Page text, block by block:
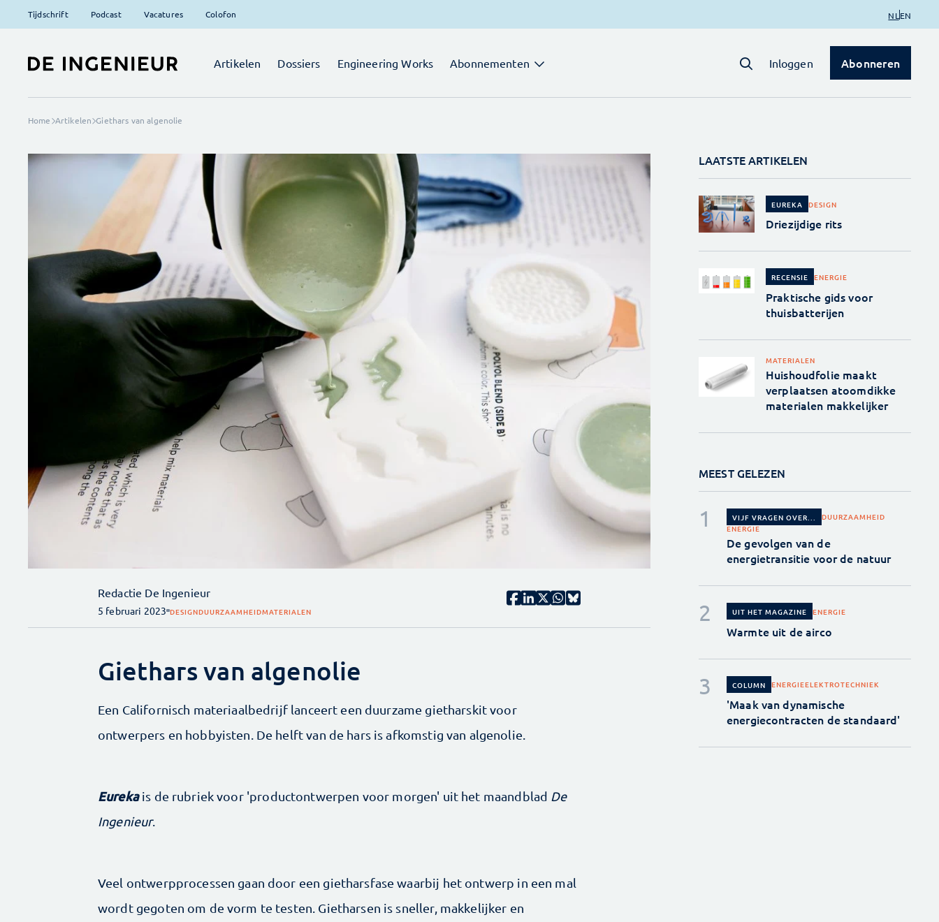
Tijdschrift Podcast Vacatures Colofon NL EN
Artikelen Dossiers Engineering Works Abonnementen Inloggen Abonneren
Home Artikelen Giethars van algenolie
Redactie De Ingenieur
5 februari 2023 DESIGNDUURZAAMHEIDMATERIALEN
Giethars van algenolie
Een Californisch materiaal­bedrijf lanceert een duur­zame gietharskit voor
ontwerpers en hobbyisten. De helft van de hars is afkomstig van algenolie.
Eureka is de rubriek voor 'productontwerpen voor morgen' uit het maandblad De
Ingenieur.
Veel ontwerpprocessen gaan door een gietharsfase waarbij het ontwerp in een mal
wordt gegoten om de vorm te testen. Gietharsen is sneller, makkelijker en
LAATSTE ARTIKELEN
EUREKA DESIGN
Driezijdige rits
RECENSIE ENERGIE
Praktische gids voor
thuisbatterijen
MATERIALEN
Huishoudfolie maakt
verplaatsen atoomdikke
materialen makkelijker
MEEST GELEZEN
VIJF VRAGEN OVER...
DUURZAAMHEID
ENERGIE
De gevolgen van de
energietransitie voor de natuur
UIT HET MAGAZINE ENERGIE
Warmte uit de airco
COLUMN ENERGIEELEKTROTECHNIEK
'Maak van dynamische
energiecontracten de standaard'